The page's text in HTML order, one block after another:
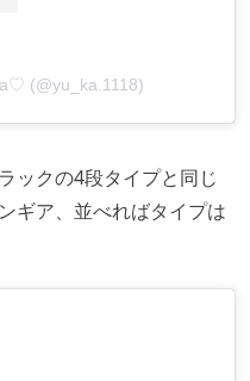
(@yu_ka.1118)
ックの4段タイプと同じ
ギア、並べればタイプは